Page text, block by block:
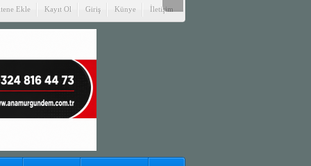
Ekle Kayıt Ol Giriş Künye İletişim